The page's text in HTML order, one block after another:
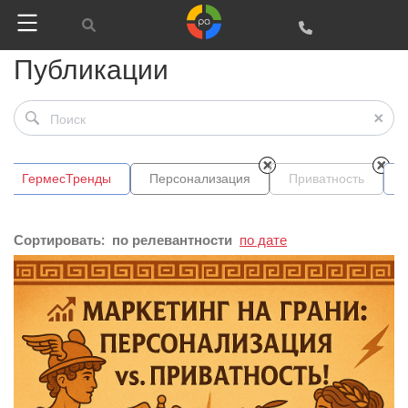
Публикации
ГермесТренды Персонализация Приватность
Сортировать: по релевантности по дате
Google
Яндекс